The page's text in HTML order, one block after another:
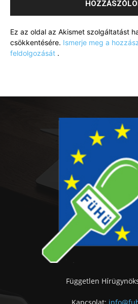
Ez az oldal az Akismet szolgáltatást
csökkentésére. Ismerje meg a
feldolgozását .
Független
Kapcsolat: